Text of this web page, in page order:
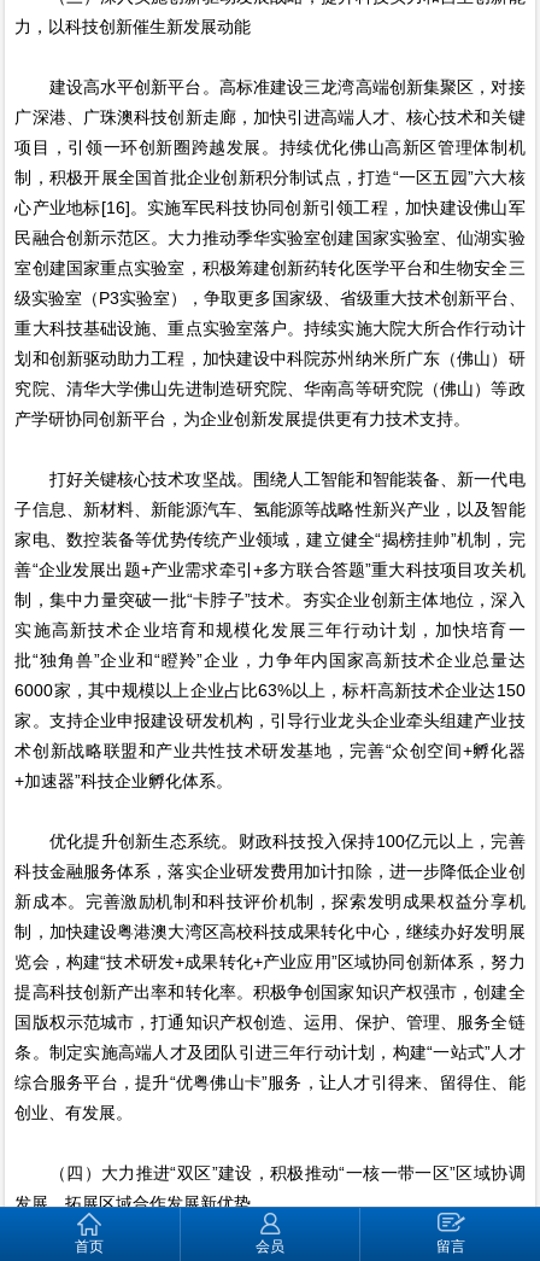
力，以科技创新催生新发展动能
建设高水平创新平台。高标准建设三龙湾高端创新集聚区，对接
广深港、广珠澳科技创新走廊，加快引进高端人才、核心技术和关键
项目，引领一环创新圈跨越发展。持续优化佛山高新区管理体制机
制，积极开展全国首批企业创新积分制试点，打造“一区五园”六大核
心产业地标[16]。实施军民科技协同创新引领工程，加快建设佛山军
民融合创新示范区。大力推动季华实验室创建国家实验室、仙湖实验
室创建国家重点实验室，积极筹建创新药转化医学平台和生物安全三
级实验室（P3实验室），争取更多国家级、省级重大技术创新平台、
重大科技基础设施、重点实验室落户。持续实施大院大所合作行动计
划和创新驱动助力工程，加快建设中科院苏州纳米所广东（佛山）研
究院、清华大学佛山先进制造研究院、华南高等研究院（佛山）等政
产学研协同创新平台，为企业创新发展提供更有力技术支持。
打好关键核心技术攻坚战。围绕人工智能和智能装备、新一代电
子信息、新材料、新能源汽车、氢能源等战略性新兴产业，以及智能
家电、数控装备等优势传统产业领域，建立健全“揭榜挂帅”机制，完
善“企业发展出题+产业需求牵引+多方联合答题”重大科技项目攻关机
制，集中力量突破一批“卡脖子”技术。夯实企业创新主体地位，深入
实施高新技术企业培育和规模化发展三年行动计划，加快培育一
批“独角兽”企业和“瞪羚”企业，力争年内国家高新技术企业总量达
6000家，其中规模以上企业占比63%以上，标杆高新技术企业达150
家。支持企业申报建设研发机构，引导行业龙头企业牵头组建产业技
术创新战略联盟和产业共性技术研发基地，完善“众创空间+孵化器
+加速器”科技企业孵化体系。
优化提升创新生态系统。财政科技投入保持100亿元以上，完善
科技金融服务体系，落实企业研发费用加计扣除，进一步降低企业创
新成本。完善激励机制和科技评价机制，探索发明成果权益分享机
制，加快建设粤港澳大湾区高校科技成果转化中心，继续办好发明展
览会，构建“技术研发+成果转化+产业应用”区域协同创新体系，努力
提高科技创新产出率和转化率。积极争创国家知识产权强市，创建全
国版权示范城市，打通知识产权创造、运用、保护、管理、服务全链
条。制定实施高端人才及团队引进三年行动计划，构建“一站式”人才
综合服务平台，提升“优粤佛山卡”服务，让人才引得来、留得住、能
创业、有发展。
（四）大力推进“双区”建设，积极推动“一核一带一区”区域协调
发展，拓展区域合作发展新优势
首页 会员 留言